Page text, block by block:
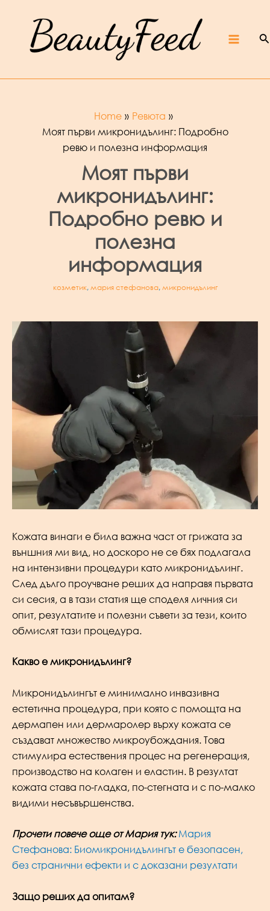
content
Menu
Home
Ревюта
Моят първи микронидълинг: Подробно
ревю и полезна информация
Моят първи
микронидълинг:
Подробно ревю и
полезна
информация
козметик, мария стефанова, микронидълинг
Кожата винаги е била важна част от грижата за
външния ми вид, но доскоро не се бях подлагала
на интензивни процедури като микронидълинг.
След дълго проучване реших да направя първата
си сесия, а в тази статия ще споделя личния си
опит, резултатите и полезни съвети за тези, които
обмислят тази процедура.
Какво е микронидълинг?
Микронидълингът е минимално инвазивна
естетична процедура, при която с помощта на
дермапен или дермаролер върху кожата се
създават множество микроубождания. Това
стимулира естествения процес на регенерация,
производство на колаген и еластин. В резултат
кожата става по-гладка, по-стегната и с по-малко
видими несъвършенства.
Прочети повече още от Мария тук:Мария
Стефанова: Биомикронидълингът е безопасен,
без странични ефекти и с доказани резултати
Защо реших да опитам?